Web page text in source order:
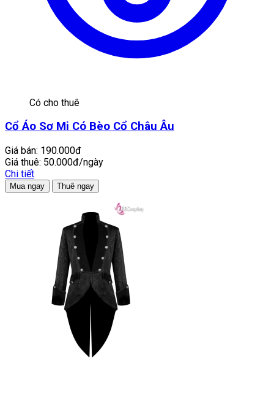
Có cho thuê
Cổ Áo Sơ Mi Có Bèo Cổ Châu Âu
Giá bán: 190.000đ
Giá thuê: 50.000đ/ngày
Chi tiết
Mua ngay Thuê ngay